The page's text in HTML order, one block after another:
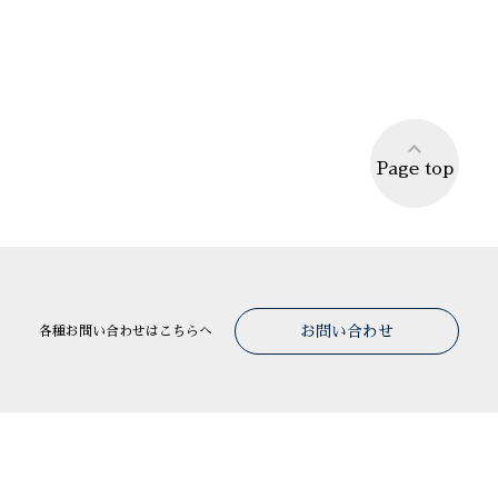
Page top
お問い合わせ
各種お問い合わせはこちらへ